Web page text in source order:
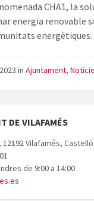
CHA1, la
energia renovable
energètiques.
in Ajuntament,
DE VILAFAMÉS
Vilafamés, Castelló
de 9:00 a 14:00